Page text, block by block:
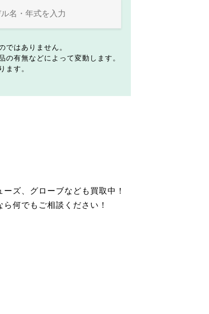
ではありません。
有無などによって変動します。
ます。
ズ、グローブなども買取中！
何でもご相談ください！